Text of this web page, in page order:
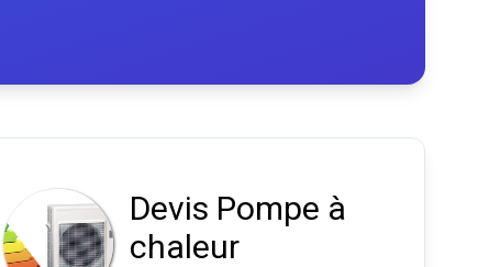
Devis Pompe à
chaleur